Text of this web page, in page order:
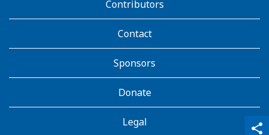
share
qr_code_scanner
content_copy
Contributors
Contact
Sponsors
Donate
Legal